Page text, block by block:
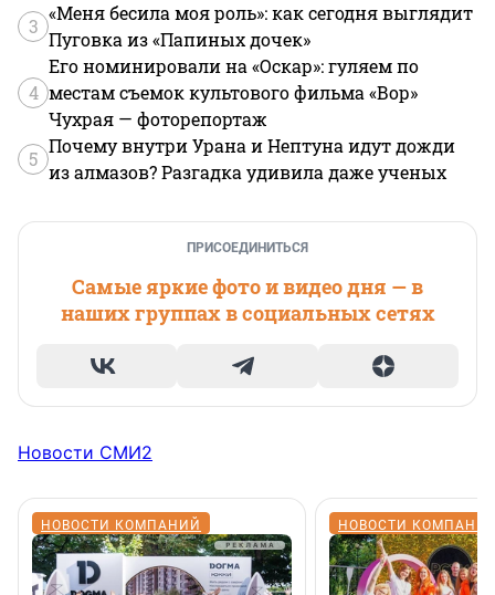
3
«Меня бесила моя роль»: как сегодня выглядит
Пуговка из «Папиных дочек»
4
Его номинировали на «Оскар»: гуляем по
местам съемок культового фильма «Вор»
Чухрая — фоторепортаж
5
Почему внутри Урана и Нептуна идут дожди
из алмазов? Разгадка удивила даже ученых
ПРИСОЕДИНИТЬСЯ
Самые яркие фото и видео дня — в
наших группах в социальных сетях
Новости СМИ2
НОВОСТИ КОМПАНИЙ НОВОСТИ